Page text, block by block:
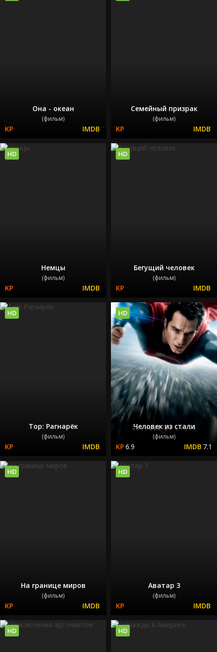
Она - океан
(фильм)
Семейный призрак
(фильм)
Немцы
(фильм)
HD
Бегущий человек
(фильм)
HD
Тор: Рагнарёк
(фильм)
HD
Человек из стали
(фильм)
6.9 7.1
HD
На границе миров
(фильм)
HD
Аватар 3
(фильм)
HD
HD HD